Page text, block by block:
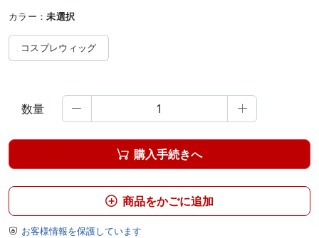
カラー：未選択
コスプレウィッグ
数量  
 購入手続きへ
 商品をかごに追加
 お客様情報を保護しています